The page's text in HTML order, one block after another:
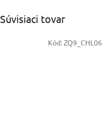
Súvisiaci tovar
Kód:ZQ9_CHL06